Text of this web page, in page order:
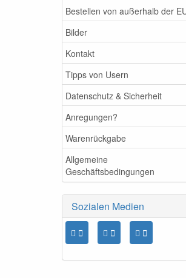
Bestellen von außerhalb der
Bilder
Kontakt
Tipps von Usern
Datenschutz & Sicherheit
Anregungen?
Warenrückgabe
Allgemeine
Geschäftsbedingungen
Sozialen Medien